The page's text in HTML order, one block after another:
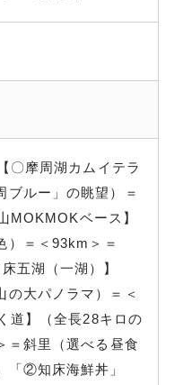
〇摩周湖カムイテラ
ブルー」の眺望）＝
MOKMOKベース】
）＝＜93km＞＝
五湖（一湖）】
の大パノラマ）＝＜
道】（全長28キロの
＝斜里（選べる昼食
「②知床海鮮丼」